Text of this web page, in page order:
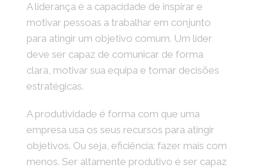
A liderança é a capacidade de inspirar e
motivar pessoas a trabalhar em conjunto
para atingir um objetivo comum. Um líder
deve ser capaz de comunicar de forma
clara, motivar sua equipa e tomar decisões
estratégicas.
A produtividade é forma com que uma
empresa usa os seus recursos para atingir
objetivos. Ou seja, eficiência: fazer mais com
menos. Ser altamente produtivo é ser capaz